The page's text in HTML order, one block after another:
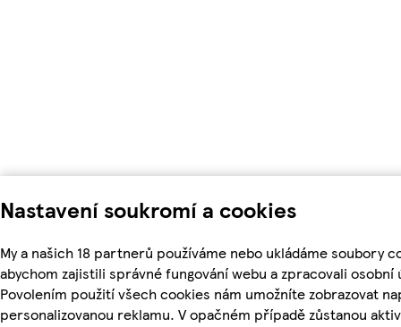
Nastavení soukromí a cookies
My a našich 18 partnerů používáme nebo ukládáme soubory
abychom zajistili správné fungování webu a zpracovali osobní
Povolením použití všech cookies nám umožníte zobrazovat
personalizovanou reklamu. V opačném případě zůstanou